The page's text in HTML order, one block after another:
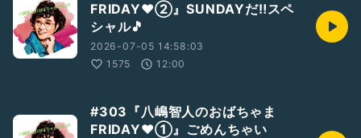
FRIDAY❤②』SUNDAYだ‼️スペ
シャル🎵
2026-07-05 14:58:03
1575
12:00
#303『八嶋智人のおばちゃま
FRIDAY❤①』ごめんちゃい